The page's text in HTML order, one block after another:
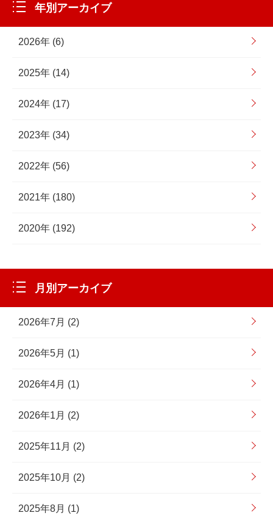
年別アーカイブ
2026年 (6)
2025年 (14)
2024年 (17)
2023年 (34)
2022年 (56)
2021年 (180)
2020年 (192)
月別アーカイブ
2026年7月 (2)
2026年5月 (1)
2026年4月 (1)
2026年1月 (2)
2025年11月 (2)
2025年10月 (2)
2025年8月 (1)